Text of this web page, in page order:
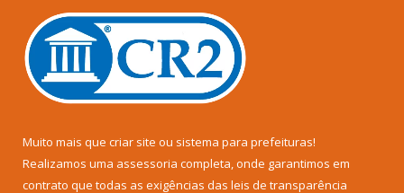
Muito mais que criar site ou sistema para prefeituras!
Realizamos uma assessoria completa, onde garantimos em
contrato que todas as exigências das leis de transparência